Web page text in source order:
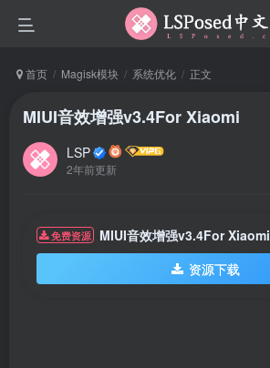
首页 Magisk模块 系统优化 正文
MIUI音效增强v3.4For Xiaomi
LSP
2年前更新
免费资源
MIUI音效增强v3.4For Xiaomi
资源下载